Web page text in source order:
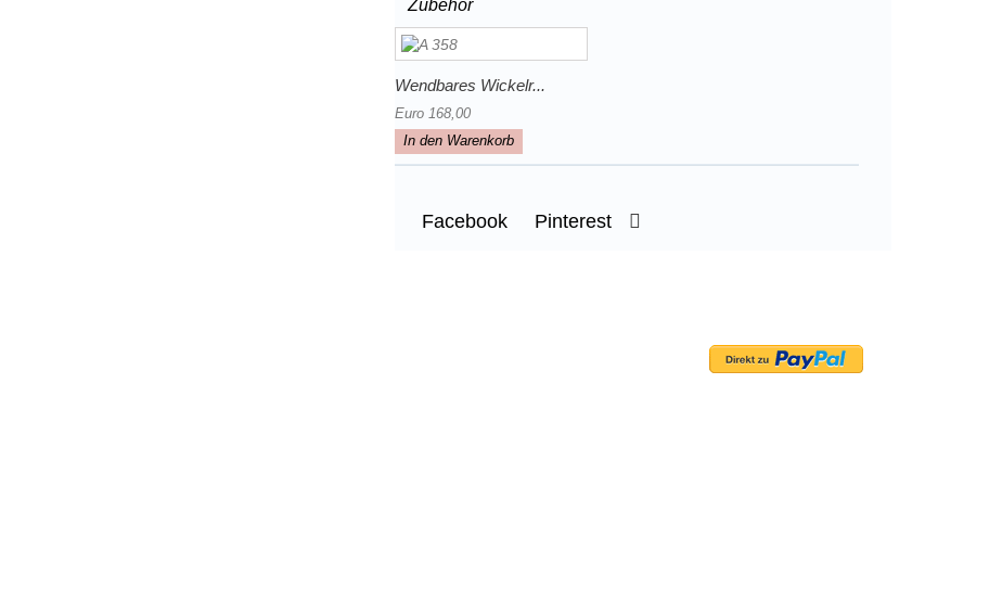
Zubehör
Wendbares Wickelr...
Euro 168,00
In den Warenkorb
Facebook Pinterest